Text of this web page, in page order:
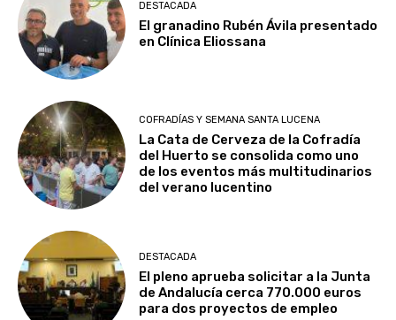
DESTACADA
El granadino Rubén Ávila presentado
en Clínica Eliossana
COFRADÍAS Y SEMANA SANTA LUCENA
La Cata de Cerveza de la Cofradía
del Huerto se consolida como uno
de los eventos más multitudinarios
del verano lucentino
DESTACADA
El pleno aprueba solicitar a la Junta
de Andalucía cerca 770.000 euros
para dos proyectos de empleo